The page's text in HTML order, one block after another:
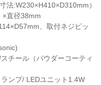
法:W230×H410×D310mm）
×直径38mm
、取付ネジピッ
チール（パウダーコーティ
ンプ/ LEDユニット1.4W